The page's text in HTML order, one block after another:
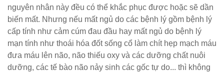
nguyên nhân này đều có thể khắc phục được hoặc sẽ dần
biến mất. Nhưng nếu mất ngủ do các bệnh lý gồm bệnh lý
cấp tính như cảm cúm đau đầu hay mất ngủ do bệnh lý
mạn tính như thoái hóa đốt sống cổ làm chít hẹp mạch máu
đưa máu lên não, não thiếu oxy và các dưỡng chất nuôi
dưỡng, các tế bào não nảy sinh các gốc tự do... thì không